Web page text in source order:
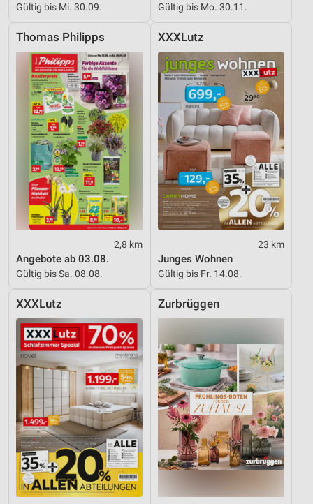
Gültig bis Mi. 30.09. Gültig bis Mo. 30.11.
Thomas Philipps
2,8 km
Angebote ab 03.08.
Gültig bis Sa. 08.08.
XXXLutz
23 km
Junges Wohnen
Gültig bis Fr. 14.08.
XXXLutz Zurbrüggen